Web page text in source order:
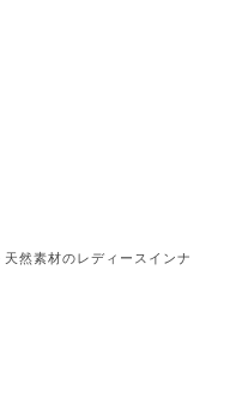
然素材のレディースインナ